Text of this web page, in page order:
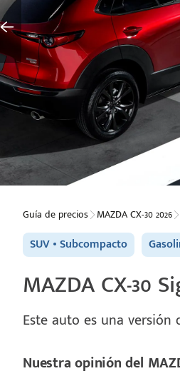
Guía de precios MAZDA CX-30 2026
SUV Subcompacto
MAZDA CX-30
Este auto es una versión
Nuestra opinión del